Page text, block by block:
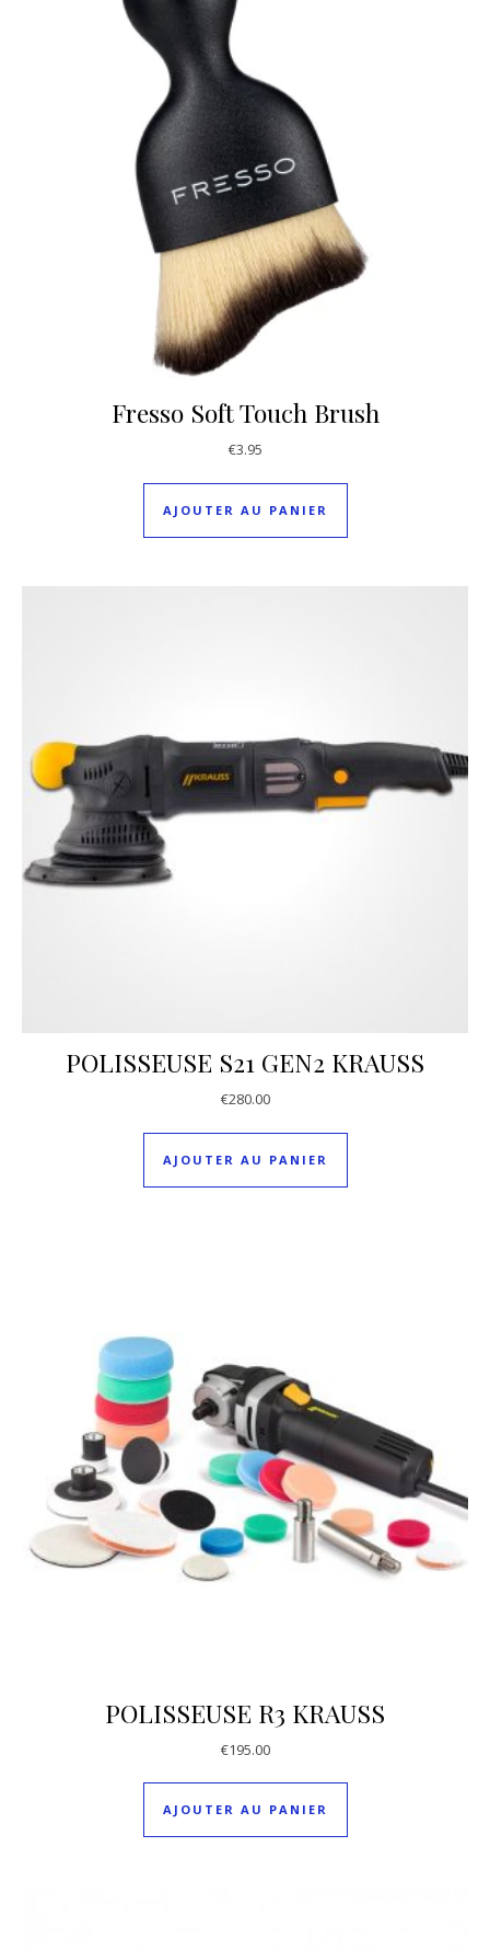
Fresso Soft Touch Brush
€3.95
AJOUTER AU PANIER
POLISSEUSE S21 GEN2 KRAUSS
€280.00
AJOUTER AU PANIER
POLISSEUSE R3 KRAUSS
€195.00
AJOUTER AU PANIER